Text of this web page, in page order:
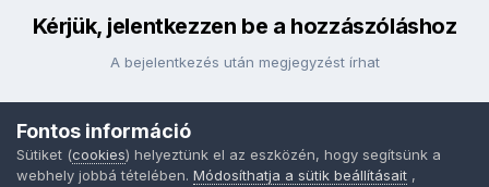
Kérjük, jelentkezzen be a hozzászóláshoz
A bejelentkezés után megjegyzést írhat
Fontos információ
Sütiket (cookies) helyeztünk el az eszközén, hogy segítsünk a
webhely jobbá tételében. Módosíthatja a sütik beállításait ,